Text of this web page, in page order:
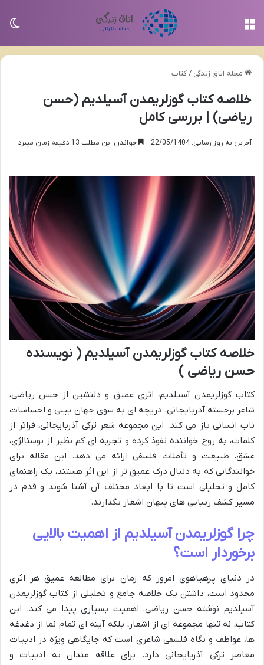
مجله اتاق زندگی /کتاب
خلاصه کتاب گوزلریمدن آسیلدیم (حسن
ریاضی) | بررسی کامل
آخرین به روز رسانی: 22/05/1404 خواندن این مطلب 13 دقیقه زمان میبرد
خلاصه کتاب گوزلریمدن آسیلدیم ( نویسنده
حسن ریاضی )
کتاب گوزلریمدن آسیلدیم، اثری عمیق و دلنشین از حسن ریاضی،
شاعر برجسته آذربایجانی، دریچه ای به سوی جهان بینی و احساسات
ناب انسانی باز می کند. این مجموعه شعر ترکی آذربایجانی، فراتر از
کلمات، به روح خواننده نفوذ کرده و تجربه ای کم نظیر از نوستالژی،
عشق، طبیعت و تأملات فلسفی ارائه می دهد. این مقاله برای
خوانندگانی که به دنبال درک عمیق تر از این اثر هستند، یک راهنمای
کامل و تحلیلی است تا با ابعاد مختلف آن آشنا شوند و قدم در
مسیر کشف زیبایی های پنهان اشعار بگذارند.
چرا گوزلریمدن آسیلدیم از اهمیت بالایی
برخوردار است؟
در دنیای پرهیاهوی امروز که زمان برای مطالعه عمیق هر اثری
محدود است، داشتن یک خلاصه جامع و تحلیلی از کتاب گوزلریمدن
آسیلدیم نوشته حسن ریاضی، اهمیت بسیاری پیدا می کند. این
کتاب، نه تنها مجموعه ای از اشعار، بلکه آینه ای تمام نما از دغدغه
ها، عواطف و نگاه فلسفی شاعری است که جایگاهی ویژه در ادبیات
معاصر ترکی آذربایجانی دارد. برای علاقه مندان به ادبیات و